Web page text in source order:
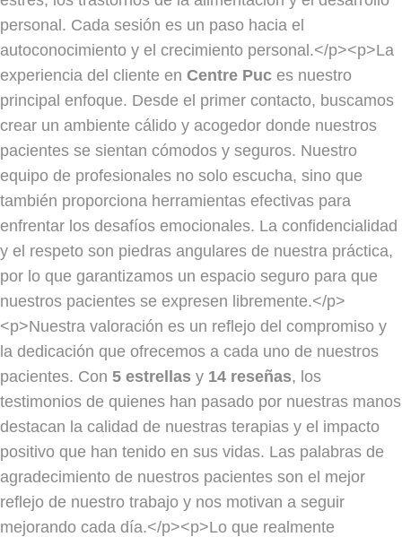
personal. Cada sesión es un paso hacia el
autoconocimiento y el crecimiento personal.</p><p>La
experiencia del cliente en Centre Puc es nuestro
principal enfoque. Desde el primer contacto, buscamos
crear un ambiente cálido y acogedor donde nuestros
pacientes se sientan cómodos y seguros. Nuestro
equipo de profesionales no solo escucha, sino que
también proporciona herramientas efectivas para
enfrentar los desafíos emocionales. La confidencialidad
y el respeto son piedras angulares de nuestra práctica,
por lo que garantizamos un espacio seguro para que
nuestros pacientes se expresen libremente.</p>
<p>Nuestra valoración es un reflejo del compromiso y
la dedicación que ofrecemos a cada uno de nuestros
pacientes. Con 5 estrellas y 14 reseñas, los
testimonios de quienes han pasado por nuestras manos
destacan la calidad de nuestras terapias y el impacto
positivo que han tenido en sus vidas. Las palabras de
agradecimiento de nuestros pacientes son el mejor
reflejo de nuestro trabajo y nos motivan a seguir
mejorando cada día.</p><p>Lo que realmente